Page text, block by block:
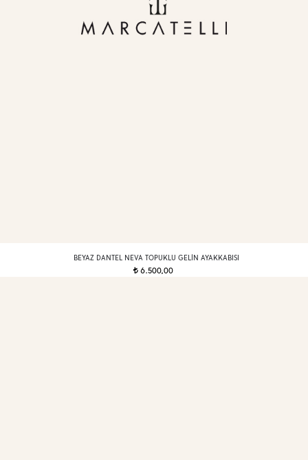
BEYAZ DANTEL NEVA TOPUKLU GELIN AYAKKABISI
t 6.500,00